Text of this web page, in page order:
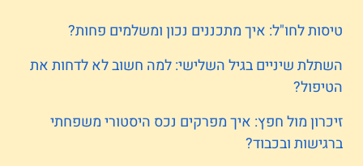
טיסות לחו"ל: איך מתכננים נכון ומשלמים פחות?
השתלת שיניים בגיל השלישי: למה חשוב לא לדחות את
הטיפול?
זיכרון מול חפץ: איך מפרקים נכס היסטורי משפחתי
ברגישות ובכבוד?